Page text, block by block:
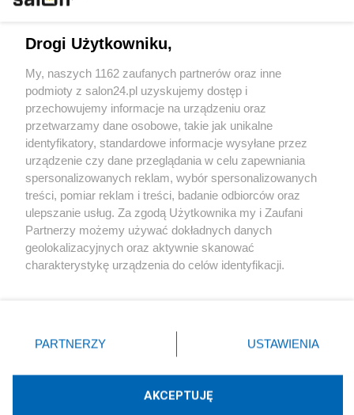
Sport
Społeczeństwo
Kultura
X Facebook Instagram Youtube
Drogi Użytkowniku,
My, naszych 1162 zaufanych partnerów oraz inne
podmioty z salon24.pl uzyskujemy dostęp i
przechowujemy informacje na urządzeniu oraz
przetwarzamy dane osobowe, takie jak unikalne
identyfikatory, standardowe informacje wysyłane przez
urządzenie czy dane przeglądania w celu zapewniania
spersonalizowanych reklam, wybór spersonalizowanych
treści, pomiar reklam i treści, badanie odbiorców oraz
ulepszanie usług. Za zgodą Użytkownika my i Zaufani
Partnerzy możemy używać dokładnych danych
geolokalizacyjnych oraz aktywnie skanować
charakterystykę urządzenia do celów identyfikacji.
zmienić/wycofać klikając przycisk ustawień prywatności
znajdujący się w lewym dolnym rogu strony
rodzaje przetwarzania danych nie wymagają zgody
użytkownika, ale masz prawo sprzeciwić się takiemu
przetwarzaniu. Preferencje będą miały zastosowania tylko
PARTNERZY USTAWIENIA
AKCEPTUJĘ